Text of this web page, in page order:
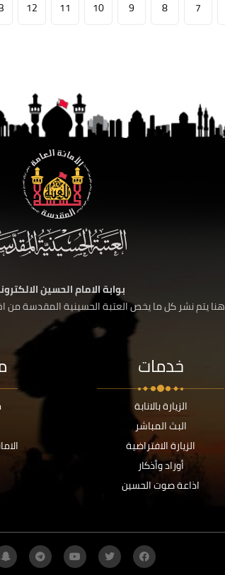
7
8
9
10
11
12
بوابة الامام الحسين
هنا يتم نشر كل ما يخص العتبة الحسينية المقدسة من
خدمات
الزيارة بالانابة
البث المباشر
الزيارة الافتراضية
أوراد وأذكار
اذاعة صوت الحسين